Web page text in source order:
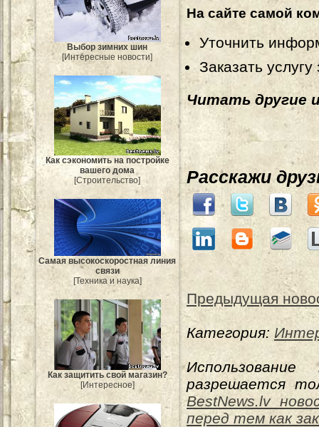
Выбор зимних шин
[Интересные новости]
Как сэкономить на постройке
вашего дома
[Строительство]
Самая высокоскоростная линия
связи
[Техника и наука]
Как защитить свой магазин?
[Интересное]
На сайте самой
Уточнить
Заказать
Читать другие
Расскажи
Предыдущая
Категория:
разрешается
BestNews.lv
перед тем как